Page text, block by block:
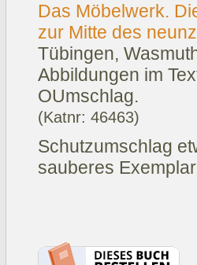
Das Möbelwerk.
zur Mitte des
Tübingen,
Abbildungen im
OUmschlag.
(Katnr: 46463)
Schutzumschlag
sauberes